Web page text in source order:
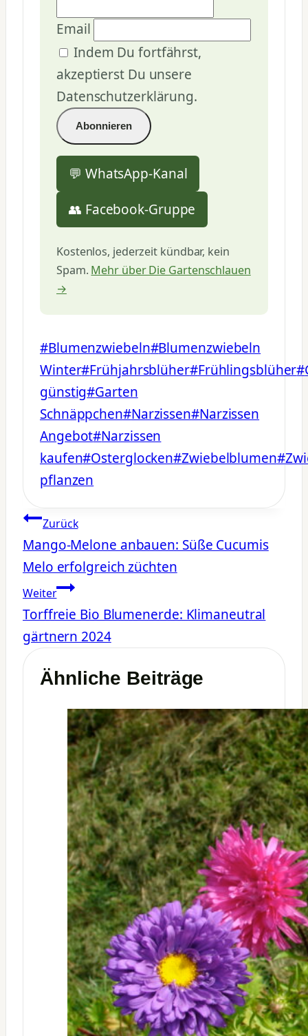
Email
Indem Du fortfährst,
akzeptierst Du unsere
Datenschutzerklärung.
💬 WhatsApp-Kanal
👥 Facebook-Gruppe
Kostenlos, jederzeit kündbar, kein
Spam. Mehr über Die Gartenschlauen
→
Schlagworte:
#Blumenzwiebeln#Blumenzwiebeln
Winter#Frühjahrsblüher#Frühlingsblüher#
günstig#Garten
Schnäppchen#Narzissen#Narzissen
Angebot#Narzissen
kaufen#Osterglocken#Zwiebelblumen#
pflanzen
Beitragsnavigation
Zurück
Mango-Melone anbauen: Süße Cucumis
Melo erfolgreich züchten
Weiter
Torffreie Bio Blumenerde: Klimaneutral
gärtnern 2024
Ähnliche Beiträge